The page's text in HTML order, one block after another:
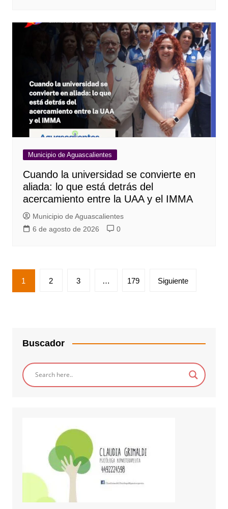
Municipio de Aguascalientes
Cuando la universidad se convierte en
aliada: lo que está detrás del
acercamiento entre la UAA y el IMMA
Municipio de Aguascalientes
6 de agosto de 2026
0
Paginación
de
1 2 3 … 179 Siguiente
Buscador